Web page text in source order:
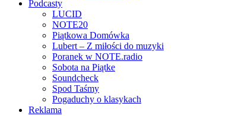
Podcasty
LUCID
NOTE20
Piątkowa Domówka
Lubert – Z miłości do muzyki
Poranek w NOTE.radio
Sobota na Piątke
Soundcheck
Spod Taśmy
Pogaduchy o klasykach
Reklama